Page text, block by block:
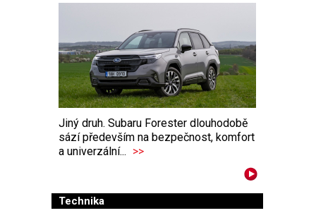
Jiný druh. Subaru Forester dlouhodobě
sází především na bezpečnost, komfort
a univerzální... >>
Technika